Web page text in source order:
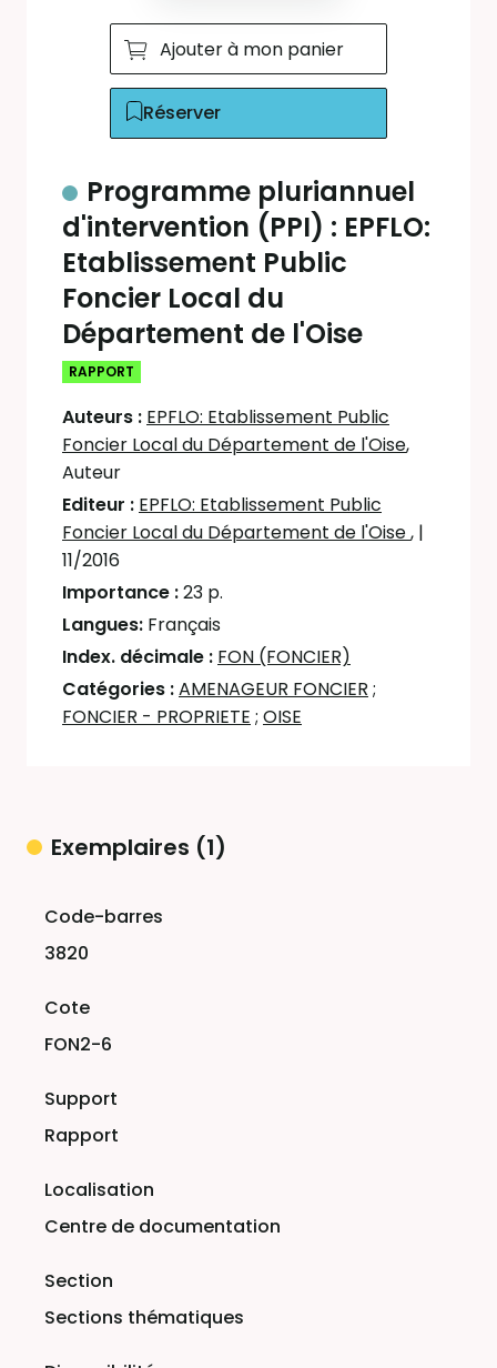
Ajouter à mon panier
Réserver
Programme pluriannuel
d'intervention (PPI) : EPFLO:
Etablissement Public
Foncier Local du
Département de l'Oise
RAPPORT
Auteurs : EPFLO: Etablissement Public
Foncier Local du Département de l'Oise,
Auteur
Editeur : EPFLO: Etablissement Public
Foncier Local du Département de l'Oise, |
11/2016
Importance :23 p.
Langues: Français
Index. décimale : FON (FONCIER)
Catégories :AMENAGEUR FONCIER ;
FONCIER - PROPRIETE ; OISE
Exemplaires (1)
3820
FON2-6
Rapport
Centre de documentation
Sections thématiques